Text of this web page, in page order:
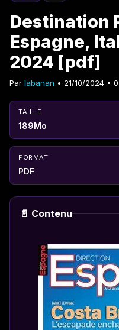
Destination
Espagne,
2024 [pdf]
Par labanan • 21/10/2024 •
TAILLE
189Mo
FORMAT
PDF
📄 Contenu